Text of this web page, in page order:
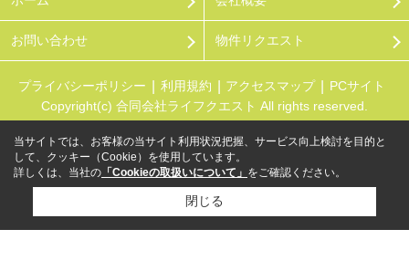
お問い合わせ 物件リクエスト
プライバシーポリシー 利用規約 アクセスマップ
PCサイト
Copyright(c) 合同会社ライフクエスト All rights reserved.
当サイトでは、お客様の当サイト利用状況把握、サービス向上検討を目的と
して、クッキー（Cookie）を使用しています。
詳しくは、当社の 「Cookieの取扱いについて」 をご確認ください。
閉じる